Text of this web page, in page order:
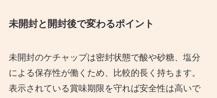
未開封と開封後で変わるポイント
未開封のケチャップは密封状態で酸や砂糖、塩分
による保存性が働くため、比較的長く持ちます。
表示されている賞味期限を守れば安全性は高いで